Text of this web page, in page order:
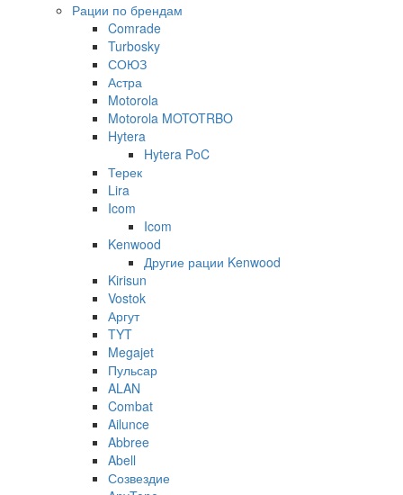
Рации по брендам
Comrade
Turbosky
СОЮЗ
Астра
Motorola
Motorola MOTOTRBO
Hytera
Hytera PoC
Терек
Lira
Icom
Icom
Kenwood
Другие рации Kenwood
Kirisun
Vostok
Аргут
TYT
Megajet
Пульсар
ALAN
Combat
Ailunce
Abbree
Abell
Созвездие